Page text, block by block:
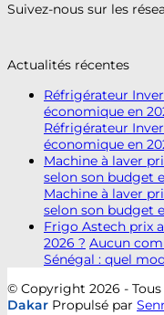
Suivez-nous sur les
Actualités récentes
Réfrigérateur
économique en
Réfrigérateur
économique en
Machine à laver
selon son budget
Machine à laver
selon son budget
Frigo Astech prix
2026 ? Aucun
Sénégal : quel
© Copyright 2026 -
Dakar Propulsé par